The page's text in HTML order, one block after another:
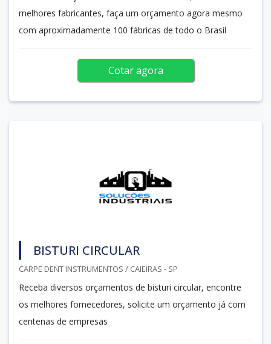
melhores fabricantes, faça um orçamento agora mesmo
com aproximadamente 100 fábricas de todo o Brasil
Cotar agora
BISTURI CIRCULAR
CARPE DENT INSTRUMENTOS / CAIEIRAS - SP
Receba diversos orçamentos de bisturi circular, encontre
os melhores fornecedores, solicite um orçamento já com
centenas de empresas